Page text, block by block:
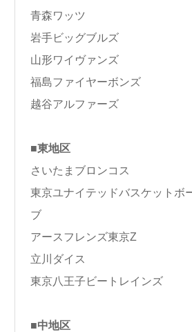
青森ワッツ
岩手ビッグブルズ
山形ワイヴァンズ
福島ファイヤーボンズ
越谷アルファーズ
■東地区
さいたまブロンコス
東京ユナイテッドバスケットボ
ブ
アースフレンズ東京Z
立川ダイス
東京八王子ビートレインズ
■中地区